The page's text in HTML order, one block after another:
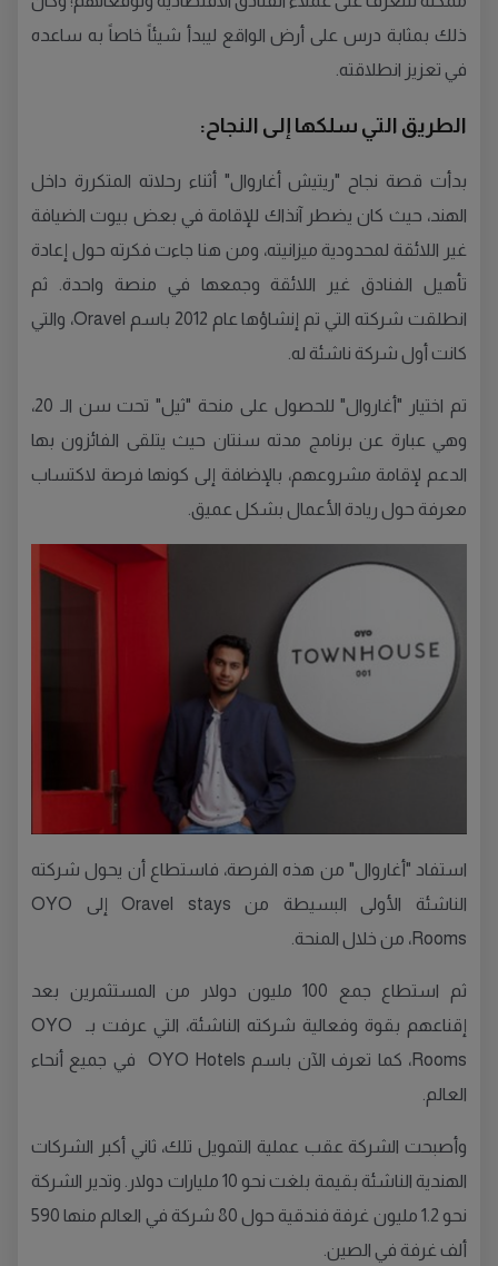
ذلك بمثابة درس على أرض الواقع ليبدأ شيئاً خاصاً به ساعده
في تعزيز انطلاقته.
الطريق التي سلكها إلى النجاح:
بدأت قصة نجاح "ريتيش أغاروال" أثناء رحلاته المتكررة داخل
الهند، حيث كان يضطر آنذاك للإقامة في بعض بيوت الضيافة
غير اللائقة لمحدودية ميزانيته، ومن هنا جاءت فكرته حول إعادة
تأهيل الفنادق غير اللائقة وجمعها في منصة واحدة. ثم
انطلقت شركته التي تم إنشاؤها عام 2012 باسم Oravel، والتي
كانت أول شركة ناشئة له.
تم اختيار "أغاروال" للحصول على منحة "ثيل" تحت سن الـ 20،
وهي عبارة عن برنامج مدته سنتان حيث يتلقى الفائزون بها
الدعم لإقامة مشروعهم، بالإضافة إلى كونها فرصة لاكتساب
معرفة حول ريادة الأعمال بشكل عميق.
استفاد "أغاروال" من هذه الفرصة، فاستطاع أن يحول شركته
الناشئة الأولى البسيطة من Oravel stays إلى OYO
Rooms، من خلال المنحة.
ثم استطاع جمع 100 مليون دولار من المستثمرين بعد
إقناعهم بقوة وفعالية شركته الناشئة، التي عرفت بـ OYO
Rooms، كما تعرف الآن باسم OYO Hotels في جميع أنحاء
العالم.
وأصبحت الشركة عقب عملية التمويل تلك، ثاني أكبر الشركات
الهندية الناشئة بقيمة بلغت نحو 10 مليارات دولار. وتدير الشركة
نحو 1.2 مليون غرفة فندقية حول 80 شركة في العالم منها 590
ألف غرفة في الصين.